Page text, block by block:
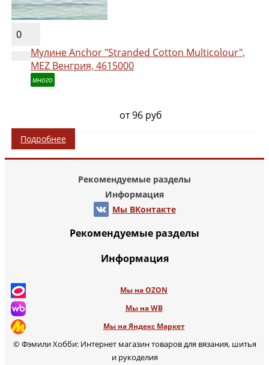
0
Мулине Anchor "Stranded Cotton Multicolour",
MEZ Венгрия, 4615000
много
от 96 руб
Подробнее
Рекомендуемые разделы
Информация
Мы ВКонтакте
Рекомендуемые разделы
Информация
Мы на OZON
Мы на WB
Мы на Яндекс Маркет
© Фэмили Хобби: Интернет магазин товаров для вязания, шитья
и рукоделия